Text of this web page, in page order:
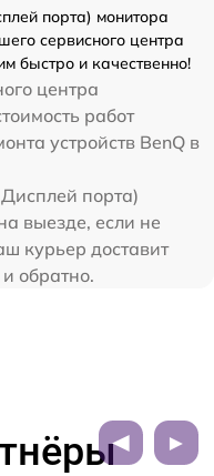
порта) монитора
сервисного центра
быстро и качественно!
центра
работ
устройств BenQ в
порта)
выезде, если не
курьер доставит
обратно.